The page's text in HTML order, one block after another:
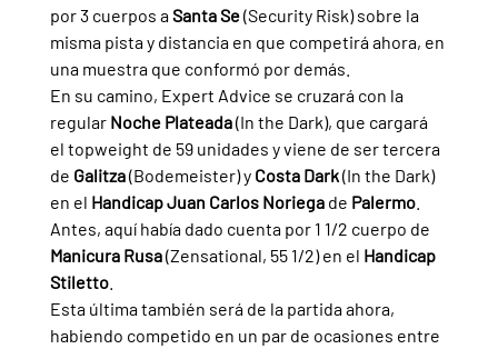
por 3 cuerpos a Santa Se (Security Risk) sobre la
misma pista y distancia en que competirá ahora, en
una muestra que conformó por demás.
En su camino, Expert Advice se cruzará con la
regular Noche Plateada (In the Dark), que cargará
el topweight de 59 unidades y viene de ser tercera
de Galitza (Bodemeister) y Costa Dark (In the Dark)
en el Handicap Juan Carlos Noriega de Palermo.
Antes, aquí había dado cuenta por 1 1/2 cuerpo de
Manicura Rusa (Zensational, 55 1/2) en el Handicap
Stiletto.
Esta última también será de la partida ahora,
habiendo competido en un par de ocasiones entre